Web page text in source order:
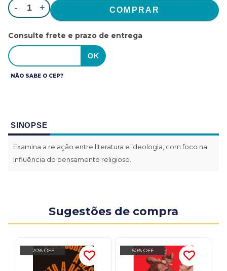
- +
Consulte frete e prazo de entrega
NÃO SABE O CEP?
SINOPSE
Examina a relação entre literatura e ideologia, com foco na
influência do pensamento religioso.
Sugestões de compra
20% OFF 50% OFF